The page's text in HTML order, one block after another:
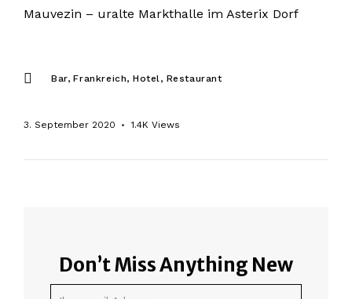
Mauvezin – uralte Markthalle im Asterix Dorf
Bar Frankreich Hotel Restaurant
3. September 2020 1.4K Views
Don’t Miss Anything New